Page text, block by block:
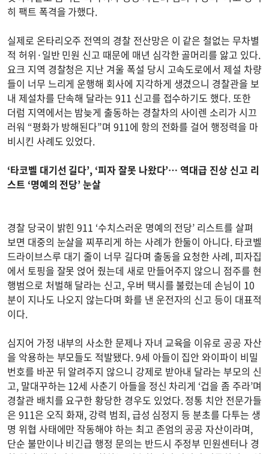
히 팩트 폭격을 가했다.
실제로 온타리오주 전역의 경찰 전산망은 이 같은 철없는 무차별
적 허위·일반 민원 신고 때문에 매년 심각한 골머리를 앓고 있다.
요크 지역 경찰청은 지난 겨울 폭설 당시 고속도로에서 제설 차량
들이 너무 느리게 운행해 회사에 지각하게 생겼으니 경찰관을 보
내 제설차를 단속해 달라는 911 신고를 접수하기도 했다. 또한
더럼 지역에서는 밤늦게 출동하는 경찰차의 사이렌 소리가 시끄
러워 “평화가 방해된다”며 911에 항의 전화를 걸어 행정력을 마
비시킨 사례도 있었다.
‘타코벨 대기선 길다’, ‘피자 잘못 나왔다’… 역대급 진상 신고 리
스트 ‘명예의 전당’ 눈살
경찰 당국이 밝힌 911 ‘수치스러운 명예의 전당’ 리스트를 살펴
보면 대중의 눈살을 찌푸리게 하는 사례가 한둘이 아니다. 타코벨
드라이브스루 대기 줄이 너무 길다며 출동을 요청한 사례, 피자집
에서 토핑을 잘못 얹어 줬는데 새로 만들어주지 않으니 점주를 현
행범으로 처벌해 달라는 신고, 우버 택시를 불렀는데 손님이 10
분이 지나도 나오지 않는다며 화를 낸 운전자의 신고 등이 대표적
이다.
심지어 가정 내부의 사소한 문제나 자녀 교육을 이유로 공공 자산
을 악용하는 부모들도 적발됐다. 9세 아들이 집안 와이파이 비밀
번호를 바꾼 뒤 알려주지 않으니 강제로 받아내 달라는 부모의 신
고, 말대꾸하는 12세 사춘기 아들을 정신 차리게 ‘겁을 좀 주라’며
경찰관 배치를 요구한 황당한 경우도 있었다. 정통 치안 전문가들
은 911은 오직 화재, 강력 범죄, 급성 심정지 등 분초를 다투는 생
명 위협 사태에만 작동해야 하는 최고 존엄의 공공 자산이라며,
단순 불만이나 비긴급 행정 문의는 반드시 주정부 민원센터나 경